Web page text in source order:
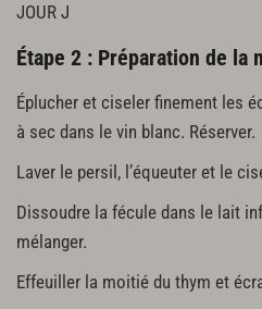
JOUR J
Étape 2 : Préparation de la
Éplucher et ciseler finement les
à sec dans le vin blanc. Réserver.
Laver le persil, l’équeuter et le
Dissoudre la fécule dans le lait
mélanger.
Effeuiller la moitié du thym et